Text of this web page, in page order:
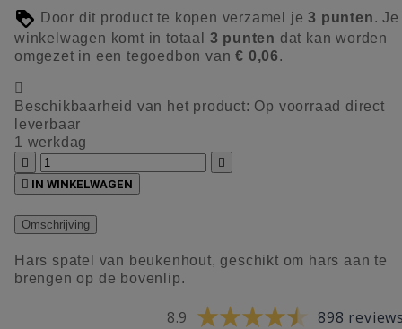
Door dit product te kopen verzamel je3 punten. Je
winkelwagen komt in totaal 3 punten dat kan worden
omgezet in een tegoedbon van€ 0,06.

Beschikbaarheid van het product: Op voorraad direct
leverbaar
1 werkdag


 IN WINKELWAGEN
Omschrijving
Hars spatel van beukenhout, geschikt om hars aan te
brengen op de bovenlip.
8.9 898